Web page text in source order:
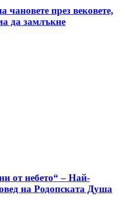
чановете през вековете,
да замлъкне
от небето“ – Най-
на Родопската Душа